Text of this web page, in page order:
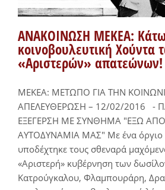
ΑΝΑΚΟΙΝΩΣΗ ΜΕΚΕΑ:
κοινοβουλευτική Χούντα
«Αριστερών» απατεώνων!
ΜΕΚΕΑ: ΜΕΤΩΠΟ ΓΙΑ ΤΗΝ
ΑΠΕΛΕΥΘΕΡΩΣΗ – 12/02/2016 -
ΕΞΕΓΕΡΣΗ ΜΕ ΣΥΝΘΗΜΑ "ΕΞΩ
ΑΥΤΟΔΥΝΑΜΙΑ ΜΑΣ" Με ένα όργιο
υποδέχτηκε τους σθεναρά
«Αριστερή» κυβέρνηση των
Κατρούγκαλου, Φλαμπουράρη,